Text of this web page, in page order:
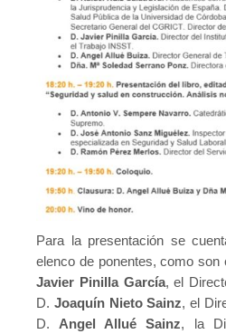
Para la presentación se
elenco de ponentes, como son
Javier Pinilla García, el
D. Joaquín Nieto Sainz, el
D. Angel Allué Sainz, la